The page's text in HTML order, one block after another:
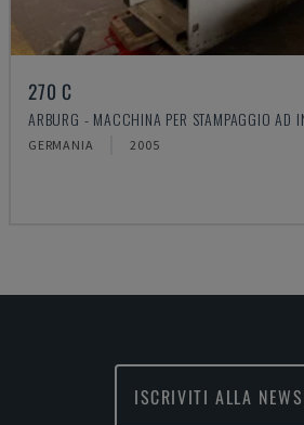
270 C
ARBURG - MACCHINA PER STAMPAGGIO AD
GERMANIA 2005
ISCRIVITI ALLA